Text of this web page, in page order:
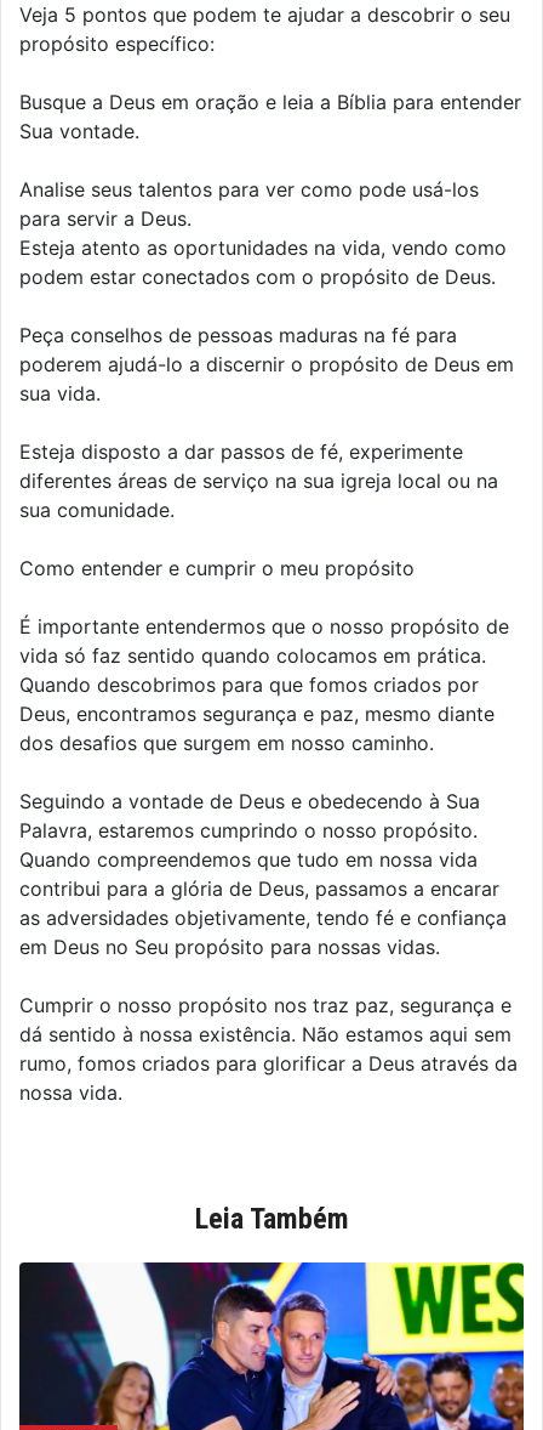
Veja 5 pontos que podem te ajudar a descobrir o seu
propósito específico:
Busque a Deus em oração e leia a Bíblia para entender
Sua vontade.
Analise seus talentos para ver como pode usá-los
para servir a Deus.
Esteja atento as oportunidades na vida, vendo como
podem estar conectados com o propósito de Deus.
Peça conselhos de pessoas maduras na fé para
poderem ajudá-lo a discernir o propósito de Deus em
sua vida.
Esteja disposto a dar passos de fé, experimente
diferentes áreas de serviço na sua igreja local ou na
sua comunidade.
Como entender e cumprir o meu propósito
É importante entendermos que o nosso propósito de
vida só faz sentido quando colocamos em prática.
Quando descobrimos para que fomos criados por
Deus, encontramos segurança e paz, mesmo diante
dos desafios que surgem em nosso caminho.
Seguindo a vontade de Deus e obedecendo à Sua
Palavra, estaremos cumprindo o nosso propósito.
Quando compreendemos que tudo em nossa vida
contribui para a glória de Deus, passamos a encarar
as adversidades objetivamente, tendo fé e confiança
em Deus no Seu propósito para nossas vidas.
Cumprir o nosso propósito nos traz paz, segurança e
dá sentido à nossa existência. Não estamos aqui sem
rumo, fomos criados para glorificar a Deus através da
nossa vida.
Leia Também